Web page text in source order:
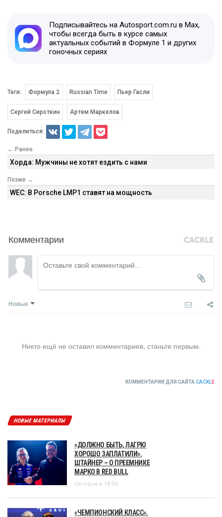
Подписывайтесь на Autosport.com.ru в Max,
чтобы всегда быть в курсе самых
актуальных событий в Формуле 1 и других
гоночных сериях
Теги: Формула 2 Russian Time Пьер Гасли
Сергей Сироткин Артем Маркелов
Поделиться:
← Ранее
Хорда: Мужчины не хотят ездить с нами
Позже →
WEC: В Porsche LMP1 ставят на мощность
Комментарии
Новые
Никто ещё не оставил комментариев, станьте первым.
КОММЕНТАРИИ ДЛЯ САЙТА CACKLE
НОВЫЕ МАТЕРИАЛЫ
«ДОЛЖНО БЫТЬ, ЛАГРЮ
ХОРОШО ЗАПЛАТИЛИ».
ШТАЙНЕР – О ПРЕЕМНИКЕ
МАРКО В RED BULL
Сегодня в 18:55
«ЧЕМПИОНСКИЙ КЛАСС».